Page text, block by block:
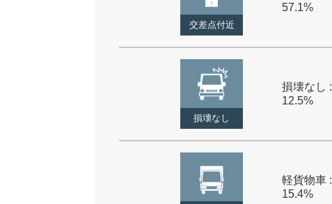
交差点付近
57.1%
損壊なし
損壊なし :
12.5%
軽貨物車 :
15.4%